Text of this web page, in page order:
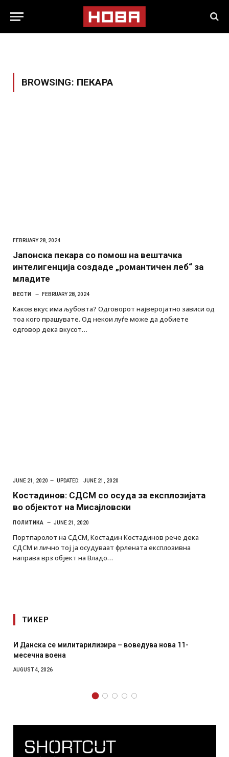
BROWSING: ПЕКАРА
FEBRUARY 28, 2024
Јапонска пекара со помош на вештачка
интелигенција создаде „романтичен леб“ за
младите
ВЕСТИ FEBRUARY 28, 2024
Каков вкус има љубовта? Одговорот најверојатно зависи од
тоа кого прашувате. Од некои луѓе може да добиете
одговор дека вкусот…
JUNE 21, 2020 UPDATED: JUNE 21, 2020
Костадинов: СДСМ со осуда за експлозијата
во објектот на Мисајловски
ПОЛИТИКА JUNE 21, 2020
Портпаролот на СДСМ, Костадин Костадинов рече дека
СДСМ и лично тој ја осудуваат фрлената експлозивна
направа врз објект на Владо…
ТИКЕР
се милитарилизира – воведува нова 11-
воена
Уште